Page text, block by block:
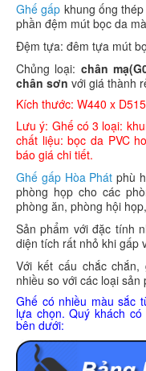
Ghế gấp khung ống
phần đệm mút bọc da
Đệm tựa: đêm tựa mút
Chủng loại: chân
chân sơn với giá thành
Kích thước: W440 x
Lưu ý: Ghế có 3 loại:
chất liệu: bọc da PVC
báo giá chi tiết.
Ghế gấp Hòa Phát phù
phòng họp cho các
phòng ăn, phòng hội
Sản phẩm với đặc tính
diện tích rất nhỏ khi gấp
Với kết cấu chắc
nhiều so với các loại sản
Ghế có nhiều màu sắc
lựa chọn. Quý khách
bên dưới: